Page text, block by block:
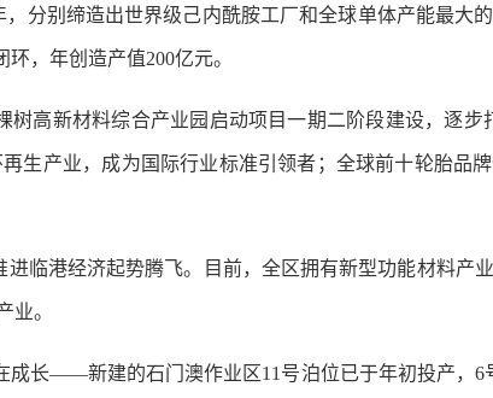
分别缔造出世界级己内酰胺工厂和全球单体产能最大
，年创造产值200亿元。
新材料综合产业园启动项目一期二阶段建设，逐步
生产业，成为国际行业标准引领者；全球前十轮胎品
港经济起势腾飞。目前，全区拥有新型功能材料产
业。
长——新建的石门澳作业区11号泊位已于年初投产，6